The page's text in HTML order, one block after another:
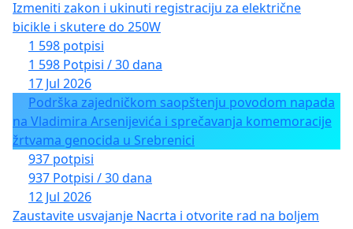
Izmeniti zakon i ukinuti registraciju za električne
bicikle i skutere do 250W
1 598 potpisi
1 598 Potpisi / 30 dana
17 Jul 2026
Podrška zajedničkom saopštenju povodom napada
na Vladimira Arsenijevića i sprečavanja komemoracije
žrtvama genocida u Srebrenici
937 potpisi
937 Potpisi / 30 dana
12 Jul 2026
Zaustavite usvajanje Nacrta i otvorite rad na boljem